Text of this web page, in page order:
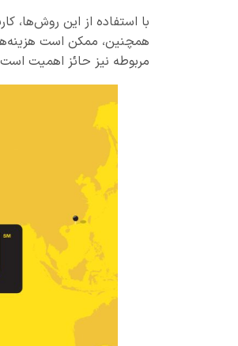
با استفاده از این روش‌ها،
همچنین، ممکن است
مربوطه نیز حائز اهمیت